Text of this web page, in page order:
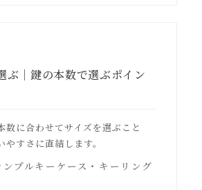
ぶ｜鍵の本数で選ぶポイン
数に合わせてサイズを選ぶこと
やすさに直結します。
ンプルキーケース・キーリング